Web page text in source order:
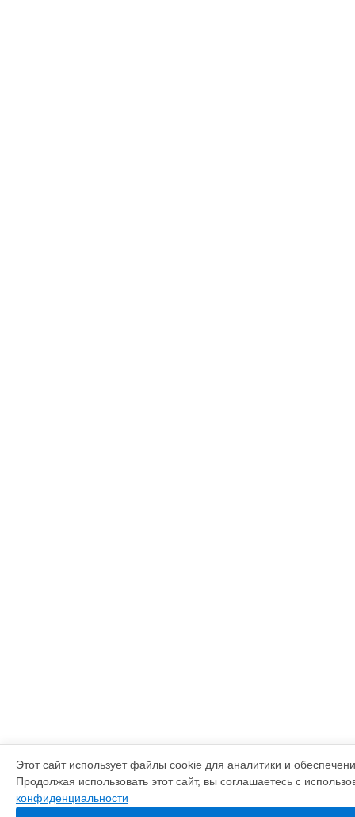
Этот сайт использует файлы cookie для аналитики и
Продолжая использовать этот сайт, вы соглашаетесь с
конфиденциальности